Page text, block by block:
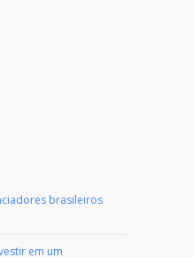
brasileiros
em um